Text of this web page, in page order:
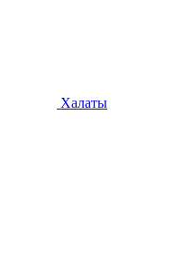
Халаты